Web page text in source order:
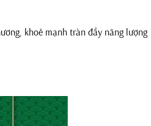
khoẻ mạnh tràn đầy năng lượng